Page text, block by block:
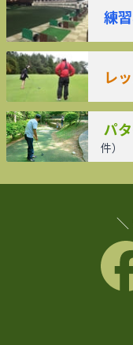
練
レ
パ
件）
＼